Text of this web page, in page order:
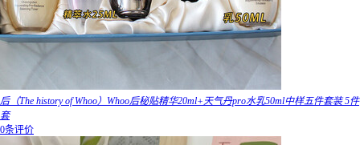
后（The history of Whoo）Whoo后秘贴精华20ml+天气丹pro水乳50ml中样五件套装 5件
套
0条评价